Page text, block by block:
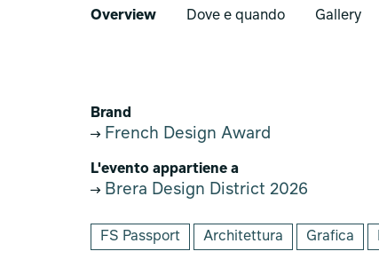
Overview Dove e quando Gallery
Brand
French Design Award
L'evento appartiene a
Brera Design District 2026
FS Passport Architettura Grafica